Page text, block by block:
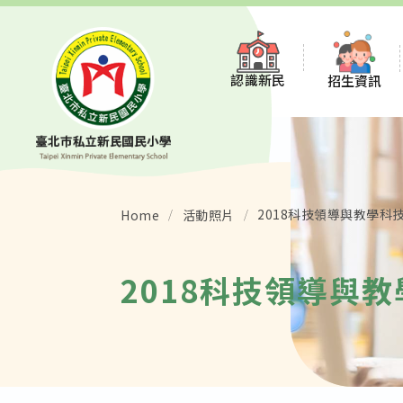
認識新民
新民沿革
願景與特色
學校組織
校徽校歌校服
招生資訊
招生說明
招生說明會報
STEAM 數理資
114教育品質保證
Home 活動照片 2018科技領導與教學科
2018科技領導與